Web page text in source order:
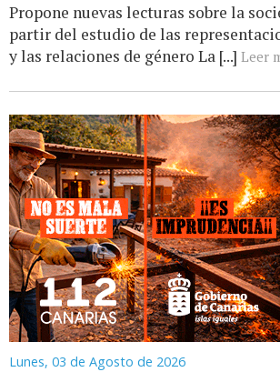
Propone nuevas lecturas sobre la
partir del estudio de las
y las relaciones de género La [...] Leer
Lunes, 03 de Agosto de 2026